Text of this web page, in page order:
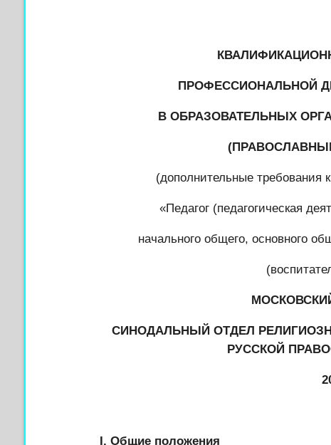
ПРОФЕССИОНАЛЬНОЙ
В ОБРАЗОВАТЕЛЬНЫХ
(дополнительные требования
«Педагог (педагогическая
начального общего, основного
СИНОДАЛЬНЫЙ ОТДЕЛ
РУССКОЙ
I. Общие положения